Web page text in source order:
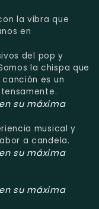
la vibra que
en
del pop y
la chispa que
es un
su máxima
musical y
a candela.
su máxima
su máxima